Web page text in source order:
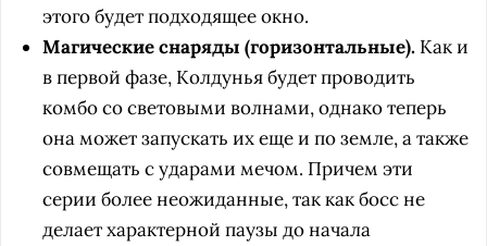
этого будет подходящее окно.
Магические снаряды (горизонтальные). Как и
в первой фазе, Колдунья будет проводить
комбо со световыми волнами, однако теперь
она может запускать их еще и по земле, а также
совмещать с ударами мечом. Причем эти
серии более неожиданные, так как босс не
делает характерной паузы до начала